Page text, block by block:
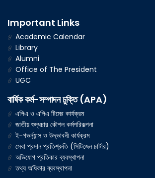
Important Links
Academic Calendar
Library
Alumni
Office of The President
UGC
বার্ষিক কর্ম-সম্পাদন চুক্তি (APA)
এপিএ ও এপিএ টিমের কার্যক্রম
জাতীয় শুদ্ধচার কৌশল কর্মপরিকল্পনা
ই-গভর্ন্যান্স ও উদ্ভাবনী কার্যক্রম
সেবা প্রদান প্রতিশ্রুতি (সিটিজেন চার্টার)
অভিযোগ প্রতিকার ব্যবস্থাপনা
তথ্য অধিকার ব্যবস্থাপনা